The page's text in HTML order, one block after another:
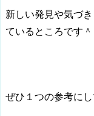
新しい発見や気づ
ているところです＾
ぜひ１つの参考に